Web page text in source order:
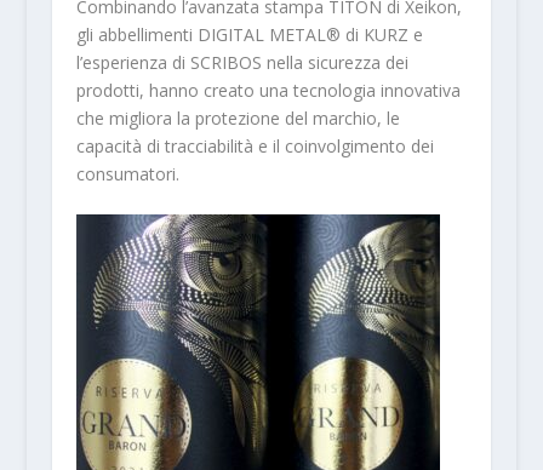
Combinando l’avanzata stampa TITON di Xeikon,
gli abbellimenti DIGITAL METAL® di KURZ e
l’esperienza di SCRIBOS nella sicurezza dei
prodotti, hanno creato una tecnologia innovativa
che migliora la protezione del marchio, le
capacità di tracciabilità e il coinvolgimento dei
consumatori.